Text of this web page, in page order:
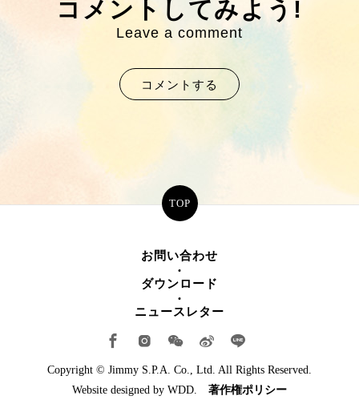
コメントしてみよう!
Leave a comment
コメントする
TOP
お問い合わせ
ダウンロード
ニュースレター
Copyright © Jimmy S.P.A. Co., Ltd. All Rights Reserved.
Website designed by WDD. 著作権ポリシー